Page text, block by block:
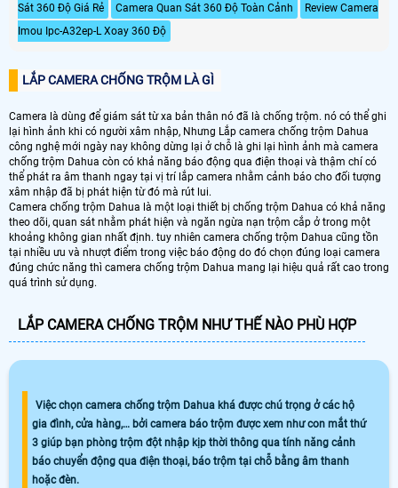
Sát 360 Độ Giá Rẻ
Camera Quan Sát 360 Độ Toàn Cảnh
Review Camera
Imou Ipc-A32ep-L Xoay 360 Độ
LẮP CAMERA CHỐNG TRỘM LÀ GÌ
Camera là dùng để giám sát từ xa bản thân nó đã là chống trộm. nó có thể ghi
lại hình ảnh khi có người xâm nhập, Nhưng Lắp camera chống trộm Dahua
công nghệ mới ngày nay không dừng lại ở chỗ là ghi lại hình ảnh mà camera
chống trộm Dahua còn có khả năng báo động qua điện thoại và thậm chí có
thể phát ra âm thanh ngay tại vị trí lắp camera nhằm cảnh báo cho đối tượng
xâm nhập đã bị phát hiện từ đó mà rút lui.
Camera chống trộm Dahua là một loại thiết bị chống trộm Dahua có khả năng
theo dõi, quan sát nhằm phát hiện và ngăn ngừa nạn trộm cắp ở trong một
khoảng không gian nhất định. tuy nhiên camera chống trộm Dahua cũng tồn
tại nhiều ưu và nhượt điểm trong việc báo động do đó chọn đúng loại camera
đúng chức năng thì camera chống trộm Dahua mang lại hiệu quả rất cao trong
quá trình sử dụng.
LẮP CAMERA CHỐNG TRỘM NHƯ THẾ NÀO PHÙ HỢP
Việc chọn camera chống trộm Dahua khá được chú trọng ở các hộ
gia đình, cửa hàng,… bởi camera báo trộm được xem như con mắt thứ
3 giúp bạn phòng trộm đột nhập kịp thời thông qua tính năng cảnh
báo chuyển động qua điện thoại, báo trộm tại chỗ bằng âm thanh
hoặc đèn.